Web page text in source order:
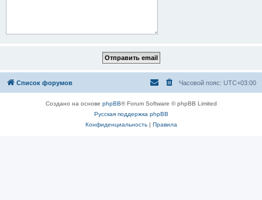
Список форумов Часовой пояс: UTC+03:00
Создано на основе phpBB® Forum Software © phpBB Limited
Русская поддержка phpBB
Конфиденциальность| Правила